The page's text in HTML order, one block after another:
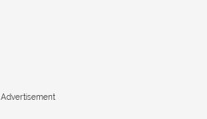
Advertisement